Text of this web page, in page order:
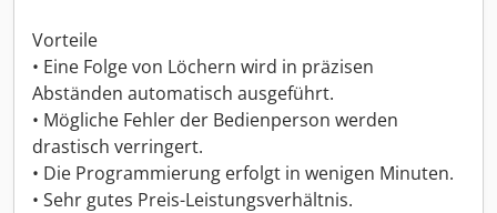
Vorteile
• Eine Folge von Löchern wird in präzisen
Abständen automatisch ausgeführt.
• Mögliche Fehler der Bedienperson werden
drastisch verringert.
• Die Programmierung erfolgt in wenigen Minuten.
• Sehr gutes Preis-Leistungsverhältnis.